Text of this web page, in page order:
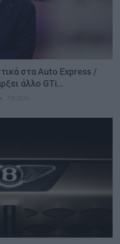
στα Auto Express /
άλλο GTi…